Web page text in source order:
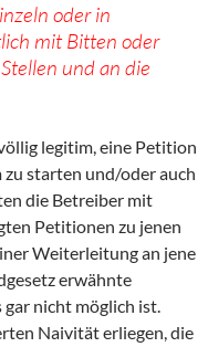
oder in
mit Bitten oder
und an die
legitim, eine Petition
starten und/oder auch
die Betreiber mit
Petitionen zu jenen
Weiterleitung an jene
erwähnte
gar nicht möglich ist.
Naivität erliegen, die